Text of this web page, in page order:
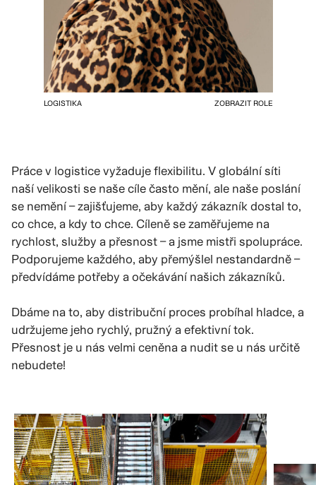
LOGISTIKA ZOBRAZIT ROLE
Práce v logistice vyžaduje flexibilitu. V globální síti
naší velikosti se naše cíle často mění, ale naše poslání
se nemění – zajišťujeme, aby každý zákazník dostal to,
co chce, a kdy to chce. Cíleně se zaměřujeme na
rychlost, služby a přesnost – a jsme mistři spolupráce.
Podporujeme každého, aby přemýšlel nestandardně –
předvídáme potřeby a očekávání našich zákazníků.
Dbáme na to, aby distribuční proces probíhal hladce, a
udržujeme jeho rychlý, pružný a efektivní tok.
Přesnost je u nás velmi ceněna a nudit se u nás určitě
nebudete!